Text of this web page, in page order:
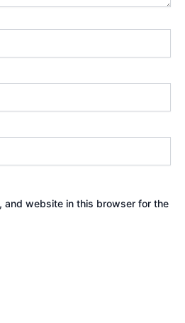
and website in this browser for the